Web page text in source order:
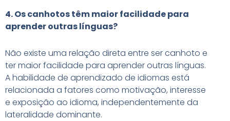
4. Os canhotos têm maior facilidade para
aprender outras línguas?
Não existe uma relação direta entre ser canhoto e
ter maior facilidade para aprender outras línguas.
A habilidade de aprendizado de idiomas está
relacionada a fatores como motivação, interesse
e exposição ao idioma, independentemente da
lateralidade dominante.